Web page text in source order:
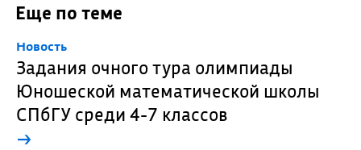
Еще по теме
Новость
Задания очного тура олимпиады
Юношеской математической школы
СПбГУ среди 4-7 классов
→